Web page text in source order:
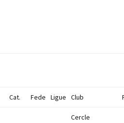
Cat. Fede Ligue Club
Cercle